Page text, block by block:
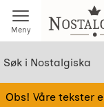
Meny
Obs! Våre tekster